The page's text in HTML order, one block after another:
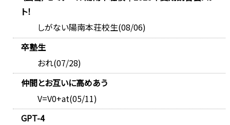
ト！
しがない陽南本荘校生(08/06)
卒塾生
おれ(07/28)
仲間とお互いに高めあう
V=V0+at(05/11)
GPT-4